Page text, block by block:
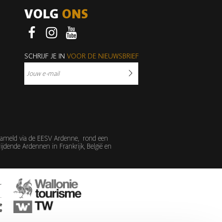
VOLG ONS
SCHRIJF JE IN VOOR DE NIEUWSBRIEF
via de EESV Ardenne, rond een
Ardennen in Frankrijk, België en